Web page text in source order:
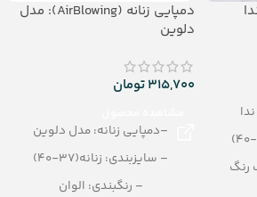
رنگ
دمپایی زنانه (AirBlowing): مدل
دلوین
315,700تومان
–دمپایی زنانه: مدل دلوین
– سایزبندی: زنانه(37-40)
– رنگبندی: الوان